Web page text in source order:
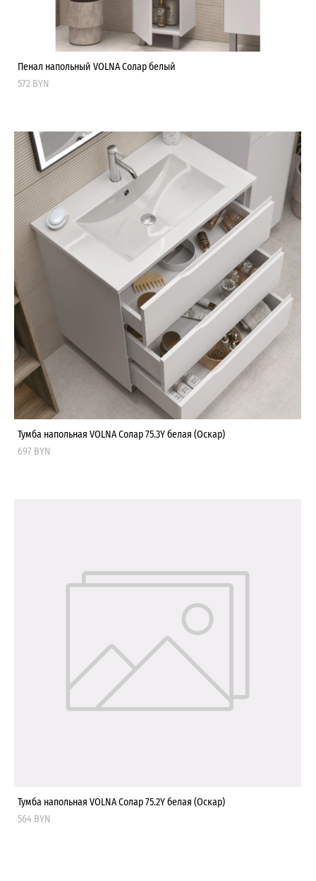
Пенал напольный VOLNA Солар белый
572 BYN
Тумба напольная VOLNA Солар 75.3Y белая (Оскар)
697 BYN
Тумба напольная VOLNA Солар 75.2Y белая (Оскар)
564 BYN